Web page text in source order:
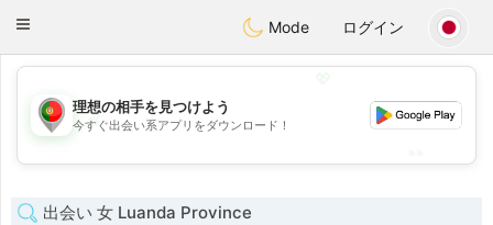
namoroPortugues
Toggle
Mode ログイン
💖
💕
理想の相手を見つけよう
今すぐ出会い系アプリをダウンロード！
出会い 女 Luanda Province